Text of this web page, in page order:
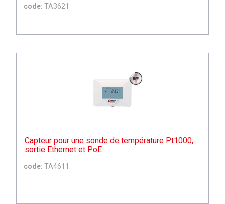
code: TA3621
Capteur pour une sonde de température Pt1000,
sortie Ethernet et PoE
code: TA4611